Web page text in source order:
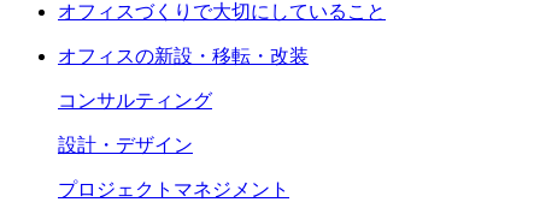
オフィスづくりで大切にしていること
オフィスの新設・移転・改装
コンサルティング
設計・デザイン
プロジェクトマネジメント